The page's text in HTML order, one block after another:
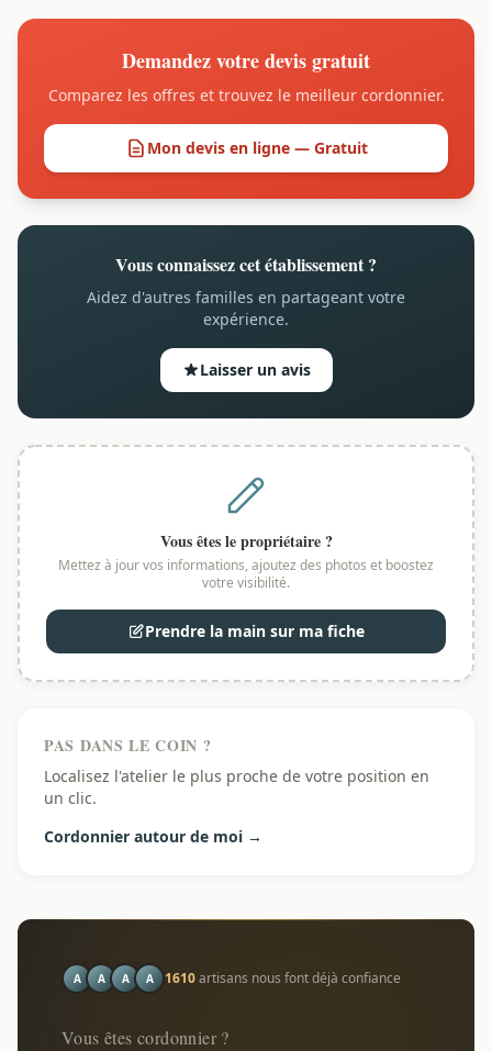
Demandez votre devis gratuit
Comparez les offres et trouvez le meilleur cordonnier.
Mon devis en ligne — Gratuit
Vous connaissez cet établissement ?
Aidez d'autres familles en partageant votre
expérience.
Laisser un avis
Vous êtes le propriétaire ?
Mettez à jour vos informations, ajoutez des photos et boostez
votre visibilité.
Prendre la main sur ma fiche
PAS DANS LE COIN ?
Localisez l'atelier le plus proche de votre position en
un clic.
Cordonnier autour de moi →
A A A A 1610artisans nous font déjà confiance
Vous êtes cordonnier ?